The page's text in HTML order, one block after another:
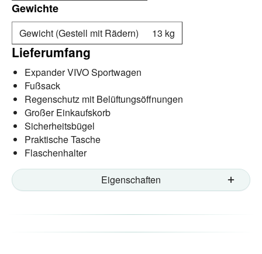
Gewichte
Gewicht (Gestell mit Rädern) 13 kg
Lieferumfang
Expander VIVO Sportwagen
Fußsack
Regenschutz mit Belüftungsöffnungen
Großer Einkaufskorb
Sicherheitsbügel
Praktische Tasche
Flaschenhalter
Eigenschaften